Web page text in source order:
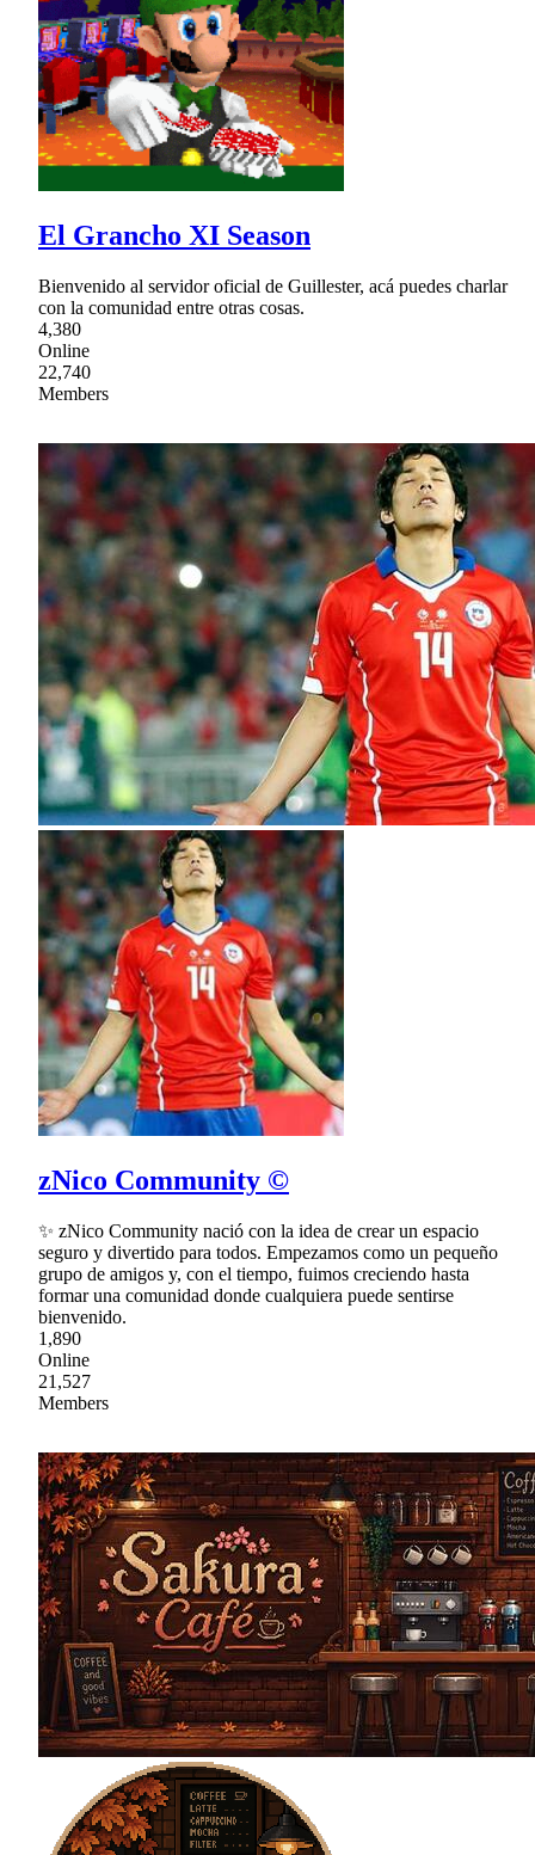
El Grancho XI Season
Bienvenido al servidor oficial de Guillester, acá puedes charlar
con la comunidad entre otras cosas.
4,380
Online
22,740
Members
zNico Community ©
✨ zNico Community nació con la idea de crear un espacio
seguro y divertido para todos. Empezamos como un pequeño
grupo de amigos y, con el tiempo, fuimos creciendo hasta
formar una comunidad donde cualquiera puede sentirse
bienvenido.
1,890
Online
21,527
Members